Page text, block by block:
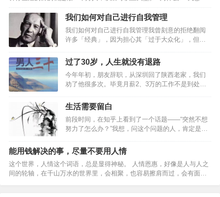
为被控制或操纵的人不承认关系存在任何错误。你可能觉得伴侣只是有
一点喜怒无常或者粘人，实际上，对方已经…
想。虽然，人人对于做一个好人才会拥有充实而有意义的生活这一点毫
无疑问。但这么做的关键是什么？你到底是为了什么而做这一切？ 为什
么是一个毫无意义的问题，为了回答“为什么”，我们总要无限循环地转圈
圈，因为我们总是重复地用另一个“为什么”来回答这个“为什么”。而只有
在你回答“因为这很有趣”或者“我喜欢这样”时，问题才真正结束。 但其
实，生活的目的在于享受生…
我们如何对自己进行自我管理
我们如何对自己进行自我管理我曾刻意的拒绝翻阅
许多「经典」，因为担心其「过于大众化」，但翻
在，又让人膜拜的不行，德鲁克先生便是其中之
一。之前推荐过他在六十年代写的 德鲁克：成果管
理 ，而这篇关于《如何自我管理》 在今天看来，
依旧对我有很多启发，也许诸君看过，便常看常
新；如若尚未看过，那便是一个好好思考的机会。
这篇文章（Managing Oneselfby Peter F. Drucker）
过了30岁，人生就没有退路
今年年初，朋友辞职，从深圳回了陕西老家，我们
劝了他很多次。毕竟月薪2、3万的工作不是到处都
他承受不起，而且，异地恋的女朋友已经等了他5
年，该给别人一个交代了。 临别的时候，我们为他
办了个小型的欢送会。 三杯冷酒下肚，朋友红着脸
和我们讲起，他当初为何来深，中间换了几次工
作，连哪个房东脸上长了颗痣都说得一清二楚。 知
道他不舍，我安慰了几句，要是回去过得不舒服，
怎么出来，自己现在已经33了啊…
生活需要留白
前段时间，在知乎上看到了一个话题——“突然不想
努力了怎么办？”我想，问这个问题的人，肯定是个
律的厌倦，要么是对现状疲于奔命的迷茫。01很多
时候，是周围的环境，给我们营造了一种急追猛赶
的紧迫感，仿佛一点点的松懈都会让我们满盘皆
输。记得今年6月份的时候，刚结束完旅行，就迅速
能用钱解决的事，尽量不要用人情
这个世界，人情这个词语，总是显得神秘。 人情恩惠，好像是人与人之
间的轮轴，在千山万水的世界里，会相聚，也容易擦肩而过，会有面面